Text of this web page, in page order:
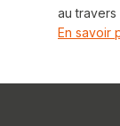
Vous
au travers
En savoir